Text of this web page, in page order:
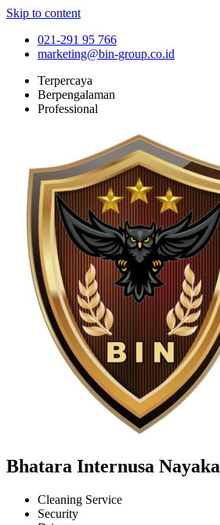
Skip to content
021-291 95 766
marketing@bin-group.co.id
Terpercaya
Berpengalaman
Professional
Bhatara Internusa Nayaka
Cleaning Service
Security